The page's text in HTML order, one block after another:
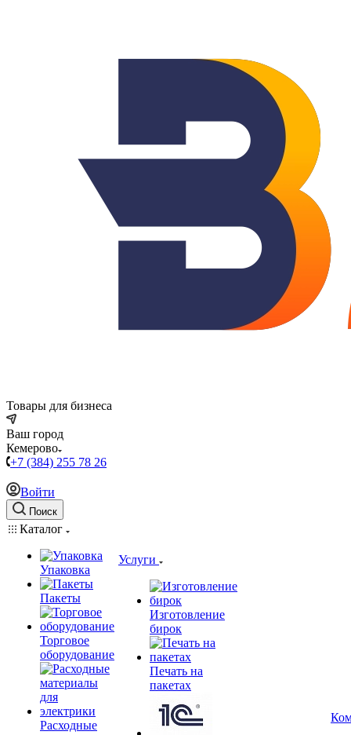
Товары для бизнеса
Ваш город
Кемерово
+7 (384) 255 78 26
Войти
Поиск
Каталог
Упаковка
Пакеты
Торговое
оборудование
Расходные
Услуги
Изготовление
бирок
Печать на
пакетах